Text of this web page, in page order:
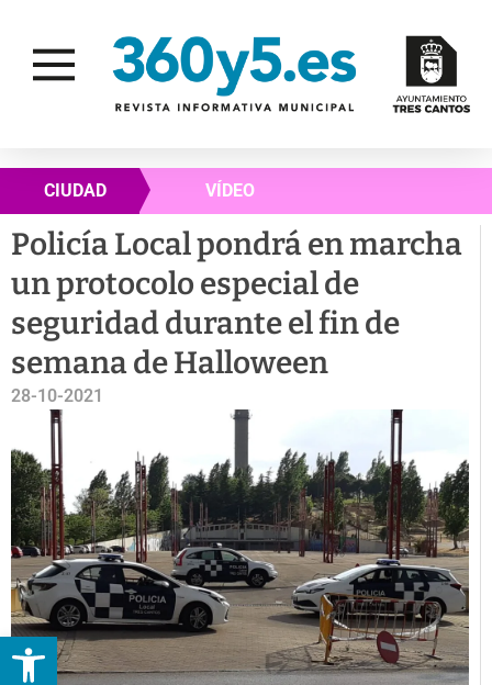
Abrir barra de herramientas
CIUDAD VÍDEO
Policía Local pondrá en marcha
un protocolo especial de
seguridad durante el fin de
semana de Halloween
28-10-2021